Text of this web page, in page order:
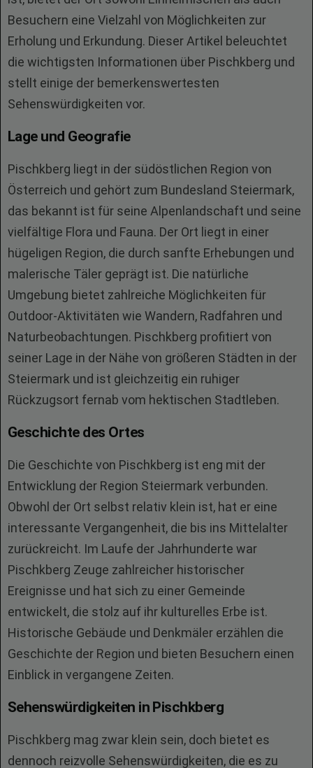
Besuchern eine Vielzahl von Möglichkeiten zur
Erholung und Erkundung. Dieser Artikel beleuchtet
die wichtigsten Informationen über Pischkberg und
stellt einige der bemerkenswertesten
Sehenswürdigkeiten vor.
Lage und Geografie
Pischkberg liegt in der südöstlichen Region von
Österreich und gehört zum Bundesland Steiermark,
das bekannt ist für seine Alpenlandschaft und seine
vielfältige Flora und Fauna. Der Ort liegt in einer
hügeligen Region, die durch sanfte Erhebungen und
malerische Täler geprägt ist. Die natürliche
Umgebung bietet zahlreiche Möglichkeiten für
Outdoor-Aktivitäten wie Wandern, Radfahren und
Naturbeobachtungen. Pischkberg profitiert von
seiner Lage in der Nähe von größeren Städten in der
Steiermark und ist gleichzeitig ein ruhiger
Rückzugsort fernab vom hektischen Stadtleben.
Geschichte des Ortes
Die Geschichte von Pischkberg ist eng mit der
Entwicklung der Region Steiermark verbunden.
Obwohl der Ort selbst relativ klein ist, hat er eine
interessante Vergangenheit, die bis ins Mittelalter
zurückreicht. Im Laufe der Jahrhunderte war
Pischkberg Zeuge zahlreicher historischer
Ereignisse und hat sich zu einer Gemeinde
entwickelt, die stolz auf ihr kulturelles Erbe ist.
Historische Gebäude und Denkmäler erzählen die
Geschichte der Region und bieten Besuchern einen
Einblick in vergangene Zeiten.
Sehenswürdigkeiten in Pischkberg
Pischkberg mag zwar klein sein, doch bietet es
dennoch reizvolle Sehenswürdigkeiten, die es zu